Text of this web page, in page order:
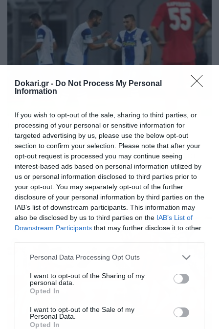
Dokari.gr - Do Not Process My Personal
Information
If you wish to opt-out of the sale, sharing to third parties, or
processing of your personal or sensitive information for
targeted advertising by us, please use the below opt-out
section to confirm your selection. Please note that after your
opt-out request is processed you may continue seeing
interest-based ads based on personal information utilized by
us or personal information disclosed to third parties prior to
your opt-out. You may separately opt-out of the further
disclosure of your personal information by third parties on the
IAB’s list of downstream participants. This information may
also be disclosed by us to third parties on the IAB’s List of
Downstream Participants that may further disclose it to other
Please note that this website/app uses one or more Google
not limited to your visit or usage behaviour. You may click to
grant or deny consent to Google and its third-party tags to
use your data for below specified purposes in below Google
consent section.
Personal Data Processing Opt Outs
I want to opt-out of the Sharing of my
personal data.
Opted In
I want to opt-out of the Sale of my
Personal Data.
Opted In
10/10/2014 18:03
ΠΑΣ Γιάννινα: Ατομικό για τρεις
Τα προβλήματα συνεχίζονται στον ΠΑΣ Γιάννινα. Για
ακόμα μια ημέρα οι Ίλιτς, Κοροβέσης και Ακόστα δεν
πήραν μέρος στην προπόνηση μαζί με τους
υπόλοιπους, καθώς αμφότεροι αντιμετωπίζουν
προβλήματα τραυματισμών. Όπως είναι φυσικό
ακολούθησαν ατομικό πρόγραμμα αποκατάστασης. Το
πρωινό πρόγραμμα της Παρασκευής (10/10)
περιελάμβανε ασκήσεις δύναμης. Το απόγευμα της ίδιας
ημέρας οι Ηπειρώτες θα ανανεώσουν το […]